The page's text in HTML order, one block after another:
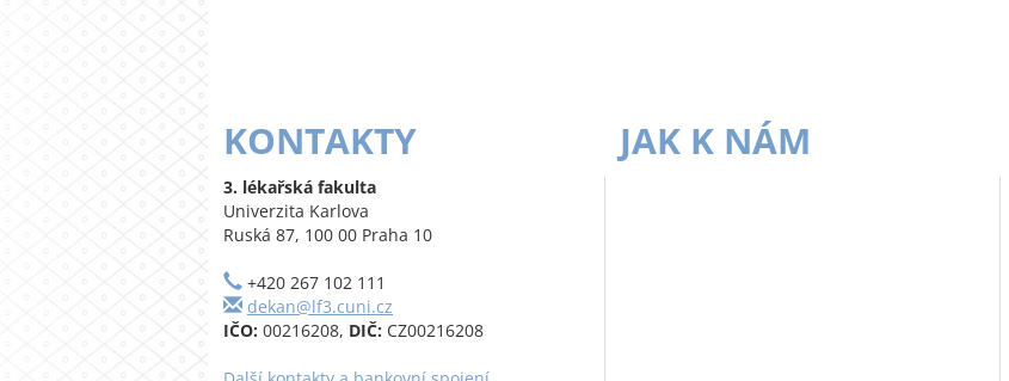
KONTAKTY
3. lékařská fakulta
Univerzita Karlova
Ruská 87, 100 00 Praha 10
+420 267 102 111
dekan@lf3.cuni.cz
IČO: 00216208, DIČ: CZ00216208
JAK K NÁM